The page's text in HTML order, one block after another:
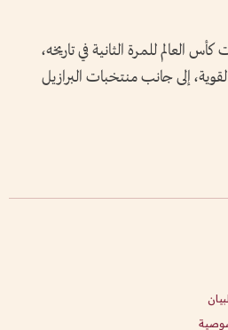
العالم للمرة الثانية في تاريخه،
إلى جانب منتخبات البرازيل